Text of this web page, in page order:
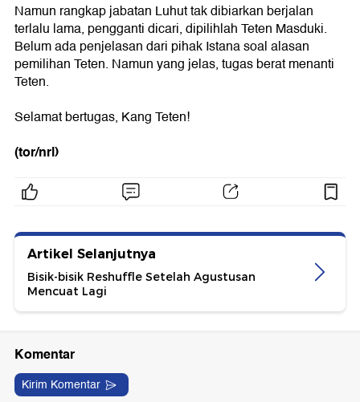
Namun rangkap jabatan Luhut tak dibiarkan berjalan
terlalu lama, pengganti dicari, dipilihlah Teten Masduki.
Belum ada penjelasan dari pihak Istana soal alasan
pemilihan Teten. Namun yang jelas, tugas berat menanti
Teten.
Selamat bertugas, Kang Teten!
(tor/nrl)
Artikel Selanjutnya
Bisik-bisik Reshuffle Setelah Agustusan
Mencuat Lagi